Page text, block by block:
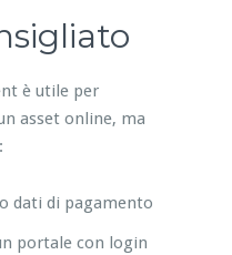
è utile per
asset online, ma
dati di pagamento
portale con login